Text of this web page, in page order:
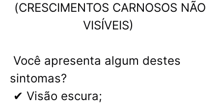
(CRESCIMENTOS CARNOSOS NÃO
VISÍVEIS)
Você apresenta algum destes
sintomas?
✔ Visão escura;